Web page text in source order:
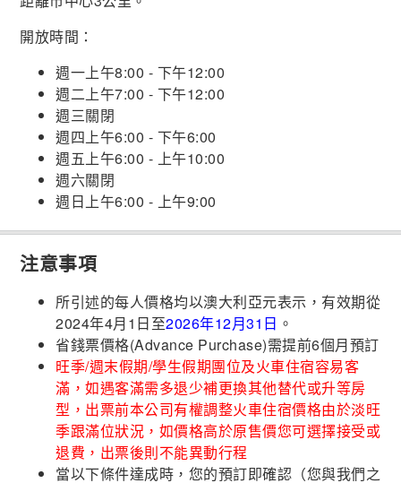
開放時間：
週一上午8:00 - 下午12:00
週二上午7:00 - 下午12:00
週三關閉
週四上午6:00 - 下午6:00
週五上午6:00 - 上午10:00
週六關閉
週日上午6:00 - 上午9:00
注意事項
所引述的每人價格均以澳大利亞元表示，有效期從
2024年4月1日至2026年12月31日 。
省錢票價格(Advance Purchase)需提前6個月預訂
旺季/週末假期/學生假期團位及火車住宿容易客
滿，如遇客滿需多退少補更換其他替代或升等房
型，出票前本公司有權調整火車住宿價格由於淡旺
季跟滿位狀況，如價格高於原售價您可選擇接受或
退費，出票後則不能異動行程
當以下條件達成時，您的預訂即確認（您與我們之